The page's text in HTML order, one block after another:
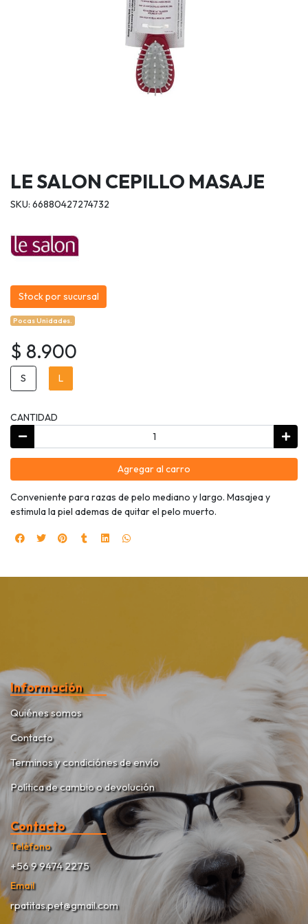
LE SALON CEPILLO MASAJE
SKU: 66880427274732
Stock por sucursal
Pocas Unidades.
$ 8.900
S L
CANTIDAD
Agregar al carro
Conveniente para razas de pelo mediano y largo. Masajea y
estimula la piel ademas de quitar el pelo muerto.
Información
Quiénes somos
Contacto
Terminos y condiciónes de envío
Política de cambio o devolución
Contacto
Teléfono
+56 9 9474 2275
Email
rpatitas.pet@gmail.com